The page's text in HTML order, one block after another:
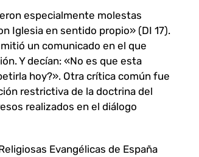
especialmente molestas
Iglesia en sentido propio» (DI 17).
un comunicado en el que
Y decían: «No es que esta
hoy?». Otra crítica común fue
restrictiva de la doctrina del
realizados en el diálogo
Evangélicas de España